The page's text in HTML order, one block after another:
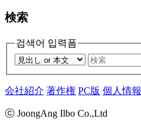
検索
검색어 입력폼
会社紹介 著作権 PC版 個人情報
ⓒ JoongAng Ilbo Co.,Ltd